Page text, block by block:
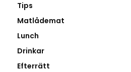
Tips
Matlådemat
Lunch
Drinkar
Efterrätt